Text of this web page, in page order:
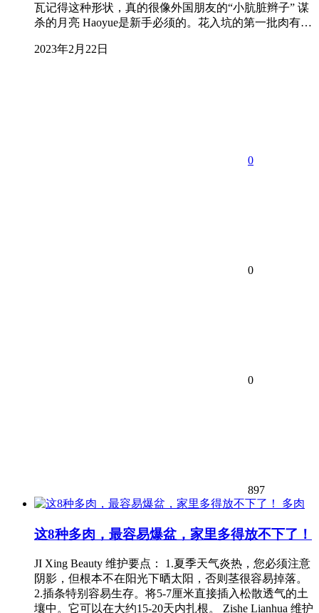
瓦记得这种形状，真的很像外国朋友的“小肮脏辫子” 谋
杀的月亮 Haoyue是新手必须的。花入坑的第一批肉有…
2023年2月22日
0
0
0
897
多肉
这8种多肉，最容易爆盆，家里多得放不下了！
JI Xing Beauty 维护要点： 1.夏季天气炎热，您必须注意
阴影，但根本不在阳光下晒太阳，否则茎很容易掉落。
2.插条特别容易生存。将5-7厘米直接插入松散透气的土
壤中。它可以在大约15-20天内扎根。 Zishe Lianhua 维护